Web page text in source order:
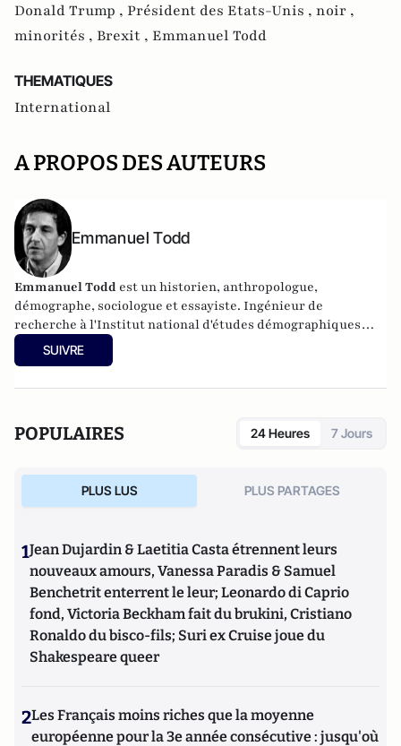
Donald Trump , Président des Etats-Unis , noir ,
minorités , Brexit , Emmanuel Todd
THEMATIQUES
International
A PROPOS DES AUTEURS
Emmanuel Todd
Emmanuel Todd est un historien, anthropologue,
démographe, sociologue et essayiste. Ingénieur de
recherche à l'Institut national d'études démographiques
(INED), il développe l'idée que les systèmes familiaux
jouent un rôle déterminant dans l'histoire et la constitution
SUIVRE
POPULAIRES 24 Heures 7 Jours
PLUS LUS PLUS PARTAGES
1Jean Dujardin & Laetitia Casta étrennent leurs
nouveaux amours, Vanessa Paradis & Samuel
Benchetrit enterrent le leur; Leonardo di Caprio
fond, Victoria Beckham fait du brukini, Cristiano
Ronaldo du bisco-fils; Suri ex Cruise joue du
Shakespeare queer
2Les Français moins riches que la moyenne
européenne pour la 3e année consécutive : jusqu'où